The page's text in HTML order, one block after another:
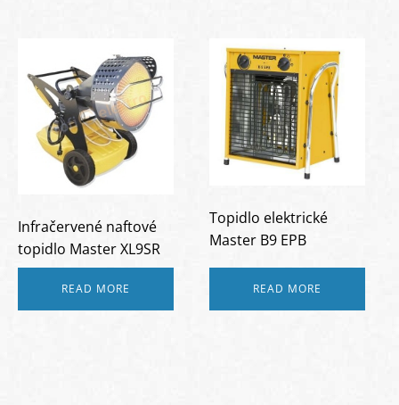
Infračervené naftové
topidlo Master XL9SR
READ MORE
Topidlo elektrické
Master B9 EPB
READ MORE